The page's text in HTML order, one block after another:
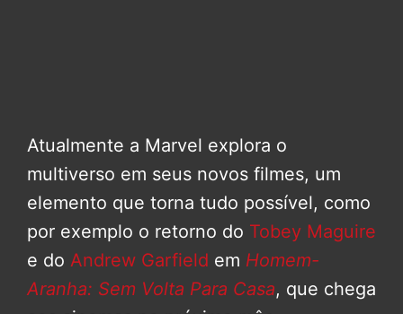
Atualmente a Marvel explora o
multiverso em seus novos filmes, um
elemento que torna tudo possível, como
por exemplo o retorno do Tobey Maguire
e do Andrew Garfield em Homem-
Aranha: Sem Volta Para Casa, que chega